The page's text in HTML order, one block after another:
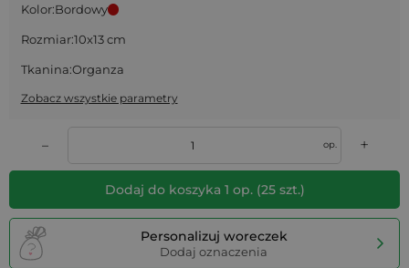
Kolor:Bordowy
Rozmiar:10x13 cm
Tkanina:Organza
Zobacz wszystkie parametry
– op. +
Dodaj do koszyka 1 op. (25szt.)
Personalizuj woreczek
Dodaj oznaczenia